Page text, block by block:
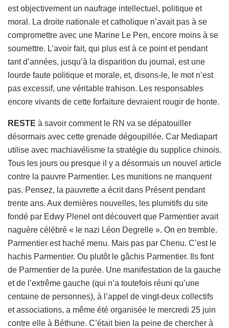
est objectivement un naufrage intellectuel, politique et
moral. La droite nationale et catholique n’avait pas à se
compromettre avec une Marine Le Pen, encore moins à se
soumettre. L’avoir fait, qui plus est à ce point et pendant
tant d’années, jusqu’à la disparition du journal, est une
lourde faute politique et morale, et, disons-le, le mot n’est
pas excessif, une véritable trahison. Les responsables
encore vivants de cette forfaiture devraient rougir de honte.
RESTE à savoir comment le RN va se dépatouiller
désormais avec cette grenade dégoupillée. Car Mediapart
utilise avec machiavélisme la stratégie du supplice chinois.
Tous les jours ou presque il y a désormais un nouvel article
contre la pauvre Parmentier. Les munitions ne manquent
pas. Pensez, la pauvrette a écrit dans Présent pendant
trente ans. Aux dernières nouvelles, les plumitifs du site
fondé par Edwy Plenel ont découvert que Parmentier avait
naguère célébré « le nazi Léon Degrelle ». On en tremble.
Parmentier est haché menu. Mais pas par Chenu. C’est le
hachis Parmentier. Ou plutôt le gâchis Parmentier. Ils font
de Parmentier de la purée. Une manifestation de la gauche
et de l’extrême gauche (qui n’a toutefois réuni qu’une
centaine de personnes), à l’appel de vingt-deux collectifs
et associations, a même été organisée le mercredi 25 juin
contre elle à Béthune. C’était bien la peine de chercher à